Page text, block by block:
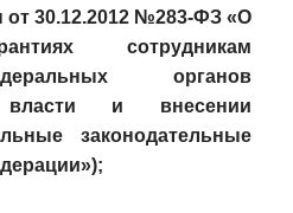
30.12.2012 №283-ФЗ «О
сотрудникам
органов
власти и внесении
законодательные